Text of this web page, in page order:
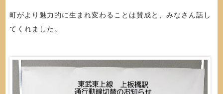
町がより魅力的に生まれ変わることは賛成と、みなさん話し
てくれました。